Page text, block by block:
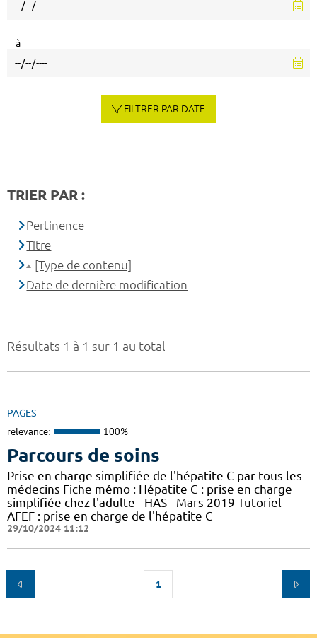
Résultats 1 à 1 sur 1 au total
PAGES
relevance: 100%
Parcours de soins
Prise en charge simplifiée de l'hépatite C par tous les
médecins Fiche mémo : Hépatite C : prise en charge
simplifiée chez l'adulte - HAS - Mars 2019 Tutoriel
AFEF : prise en charge de l'hépatite C
29/10/2024 11:12
1
à
FILTRER PAR DATE
TRIER PAR :
Pertinence
Titre
[Type de contenu]
Date de dernière modification